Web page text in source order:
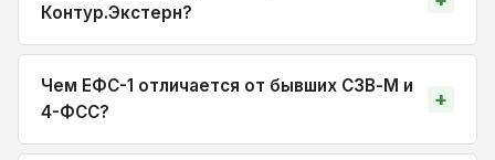
Контур.Экстерн?
Чем ЕФС-1 отличается от бывших СЗВ-М и
4-ФСС?